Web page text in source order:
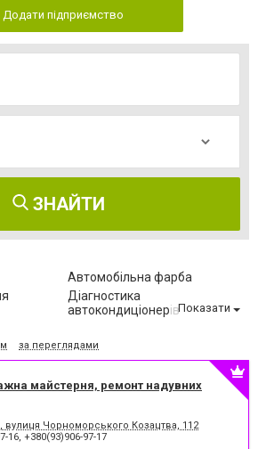
Додати підприємство
ЗНАЙТИ
Автомобільна фарба
Діагностика
автокондиціонерів
Заміна автоскла
Заправка автокондиціонерів
Проточка гальмівних дисків
Ремонт МКПП
Показати
за переглядами
майстерня, ремонт надувних
вулиця Чорноморського Козацтва, 112
16, +380(93)906-97-17